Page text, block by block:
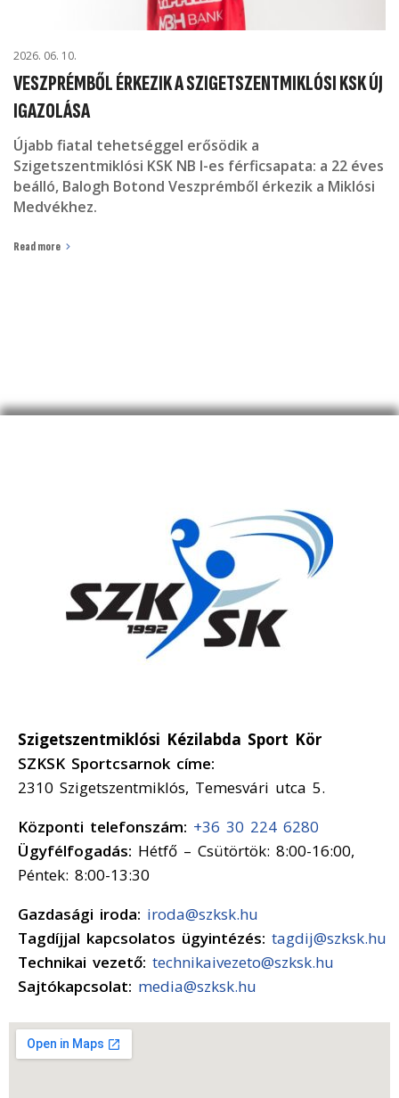
2026. 06. 10.
VESZPRÉMBŐL ÉRKEZIK A SZIGETSZENTMIKLÓSI KSK ÚJ
IGAZOLÁSA
Újabb fiatal tehetséggel erősödik a
Szigetszentmiklósi KSK NB I-es férficsapata: a 22 éves
beálló, Balogh Botond Veszprémből érkezik a Miklósi
Medvékhez.
Read more
Szigetszentmiklósi Kézilabda Sport Kör
SZKSK Sportcsarnok címe:
2310 Szigetszentmiklós, Temesvári utca 5.
Központi telefonszám: +36 30 224 6280
Ügyfélfogadás: Hétfő – Csütörtök: 8:00-16:00,
Péntek: 8:00-13:30
Gazdasági iroda: iroda@szksk.hu
Tagdíjjal kapcsolatos ügyintézés: tagdij@szksk.hu
Technikai vezető: technikaivezeto@szksk.hu
Sajtókapcsolat: media@szksk.hu